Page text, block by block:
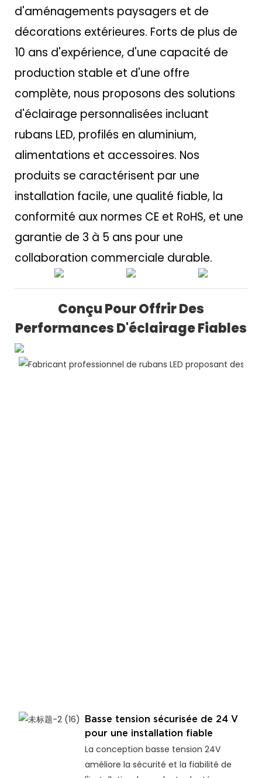
d'aménagements paysagers et de
décorations extérieures. Forts de plus de
10 ans d'expérience, d'une capacité de
production stable et d'une offre
complète, nous proposons des solutions
d'éclairage personnalisées incluant
rubans LED, profilés en aluminium,
alimentations et accessoires. Nos
produits se caractérisent par une
installation facile, une qualité fiable, la
conformité aux normes CE et RoHS, et une
garantie de 3 à 5 ans pour une
collaboration commerciale durable.
Conçu Pour Offrir Des
Performances D'éclairage Fiables
Basse tension sécurisée de 24 V
pour une installation fiable
La conception basse tension 24V
améliore la sécurité et la fiabilité de